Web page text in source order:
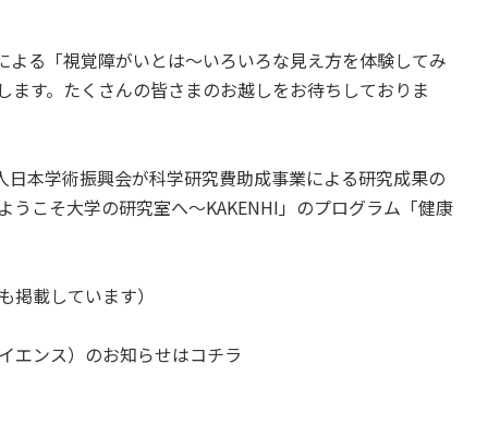
る「視覚障がいとは～いろいろな見え方を体験してみ
す。たくさんの皆さまのお越しをお待ちしておりま
本学術振興会が科学研究費助成事業による研究成果の
こそ大学の研究室へ～KAKENHI」のプログラム「健康
載しています）
ンス）のお知らせはコチラ